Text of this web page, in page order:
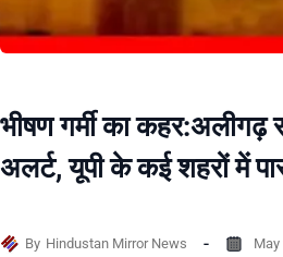
भीषण गर्मी का
अलर्ट, यूपी के कई शहरों में
By Hindustan Mirror News May